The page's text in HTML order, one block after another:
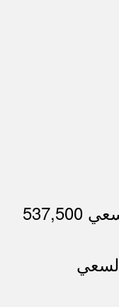
▪︎ السعر شامل الضريبة والسعي 537,500